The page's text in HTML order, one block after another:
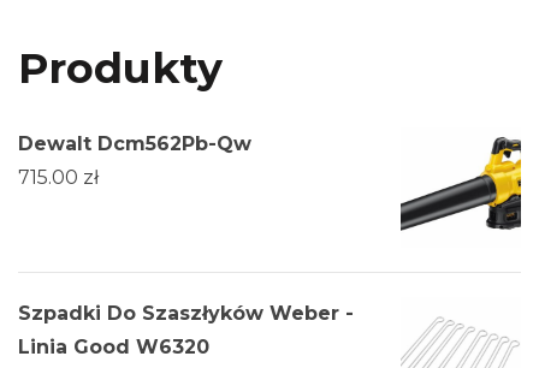
Produkty
Dewalt Dcm562Pb-Qw
715.00 zł
Szpadki Do Szaszłyków Weber -
Linia Good W6320